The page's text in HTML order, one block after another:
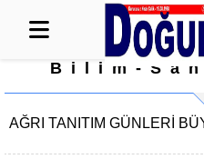
Bilim-
AĞRI TANITIM GÜNLERI